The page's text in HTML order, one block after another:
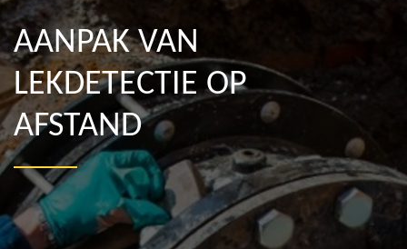
AANPAK VAN
LEKDETECTIE OP
AFSTAND